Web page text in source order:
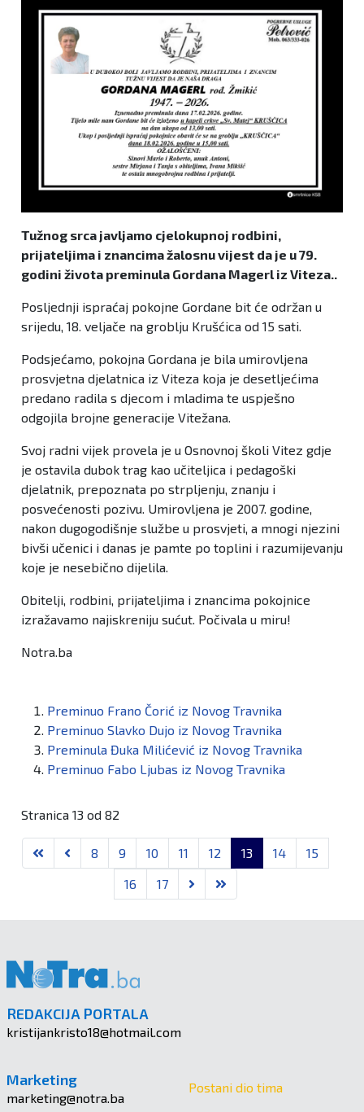
Tužnog srca javljamo cjelokupnoj rodbini,
prijateljima i znancima žalosnu vijest da je u 79.
godini života preminula Gordana Magerl iz Viteza..
Posljednji ispraćaj pokojne Gordane bit će održan u
srijedu, 18. veljače na groblju Krušćica od 15 sati.
Podsjećamo, pokojna Gordana je bila umirovljena
prosvjetna djelatnica iz Viteza koja je desetljećima
predano radila s djecom i mladima te uspješno
odgojila brojne generacije Vitežana.
Svoj radni vijek provela je u Osnovnoj školi Vitez gdje
je ostavila dubok trag kao učiteljica i pedagoški
djelatnik, prepoznata po strpljenju, znanju i
posvećenosti pozivu. Umirovljena je 2007. godine,
nakon dugogodišnje službe u prosvjeti, a mnogi njezini
bivši učenici i danas je pamte po toplini i razumijevanju
koje je nesebično dijelila.
Obitelji, rodbini, prijateljima i znancima pokojnice
izražavamo najiskreniju sućut. Počivala u miru!
Notra.ba
Preminuo Frano Čorić iz Novog Travnika
Preminuo Slavko Dujo iz Novog Travnika
Preminula Đuka Milićević iz Novog Travnika
Preminuo Fabo Ljubas iz Novog Travnika
Stranica 13 od 82
8 9 10 11 12 13 14
15
16
17
REDAKCIJA PORTALA
kristijankristo18@hotmail.com
Marketing
marketing@notra.ba
Postani dio tima